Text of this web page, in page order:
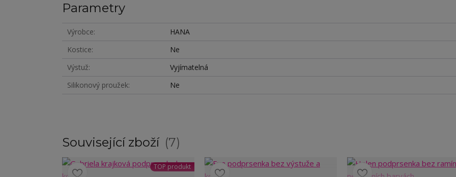
Parametry
Výrobce
HANA
Kostice
Ne
Výstuž
Vyjímatelná
Silikonový proužek
Ne
Související zboží 7
TOP produkt